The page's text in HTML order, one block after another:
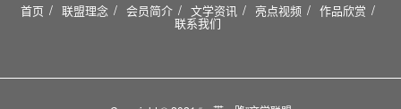
首页 联盟理念 会员简介 文学资讯 亮点视频 作品欣赏
联系我们